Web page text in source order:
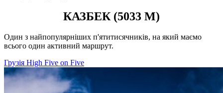
КАЗБЕК (5033 М)
Один з найпопулярніших п'ятитисячників, на який маємо
всього один активний маршрут.
Грузія High Five on Five